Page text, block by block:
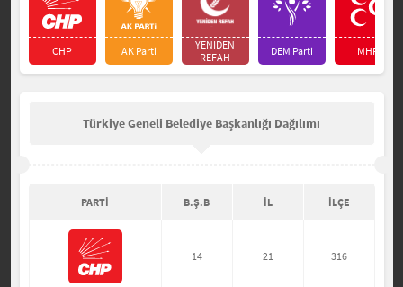
CHP AK Parti
YENİDEN
REFAH
DEM Parti MHP
Türkiye Geneli Belediye Başkanlığı Dağılımı
PARTİ B.Ş.B İL İLÇE
14 21 316